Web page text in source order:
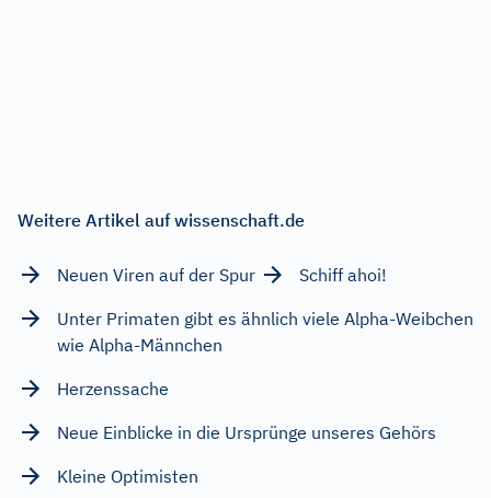
Weitere Artikel auf wissenschaft.de
Neuen Viren auf der Spur
Schiff ahoi!
Unter Primaten gibt es ähnlich viele Alpha-Weibchen
wie Alpha-Männchen
Herzenssache
Neue Einblicke in die Ursprünge unseres Gehörs
Kleine Optimisten